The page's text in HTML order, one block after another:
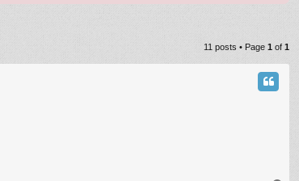
11 posts • Page 1 of 1